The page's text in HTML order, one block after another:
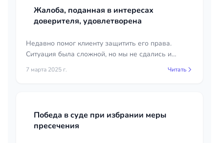
Жалоба, поданная в интересах
доверителя, удовлетворена
Недавно помог клиенту защитить его права.
Ситуация была сложной, но мы не сдались и
добились успеха. Я подал жалобу в интересах
7 марта 2025 г. Читать
Победа в суде при избрании меры
пресечения